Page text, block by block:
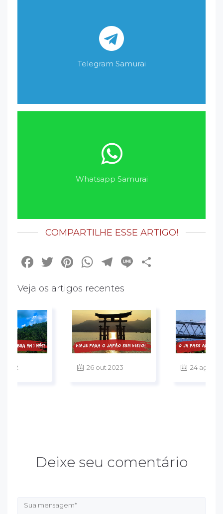
Telegram Samurai
Whatsapp Samurai
COMPARTILHE ESSE ARTIGO!
Facebook
Twitter
Pinterest
WhatsApp
Telegram
Line
Veja os artigos recentes
2022 26 out 2023 24 ago
Deixe seu comentário